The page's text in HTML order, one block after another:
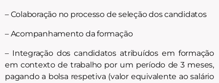
– Colaboração no processo de seleção dos candidatos
– Acompanhamento da formação
– Integração dos candidatos atribuídos em formação
em contexto de trabalho por um período de 3 meses,
pagando a bolsa respetiva (valor equivalente ao salário